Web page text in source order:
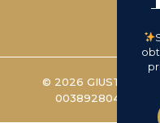
© 2026 GIUSTO
00389280488 -